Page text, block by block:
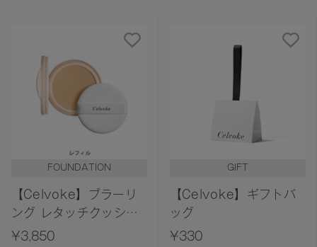
FOUNDATION
【Celvoke】ブラーリ
ング レタッチクッショ
ン＜レフィル＞
¥3,850
GIFT
【Celvoke】ギフトバ
ッグ
¥330